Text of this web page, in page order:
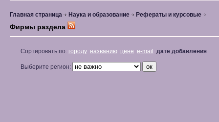
Главная страница Наука и образование Рефераты и курсовые
Фирмы раздела
Сортировать по: городу названию цене e-mail дате добавления
Выберите регион: